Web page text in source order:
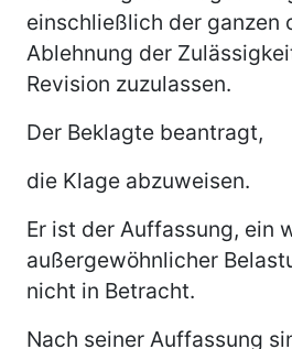
einschließlich der ganzen
Ablehnung der
Revision zuzulassen.
Der Beklagte beantragt,
die Klage abzuweisen.
Er ist der Auffassung, ein
außergewöhnlicher
nicht in Betracht.
Nach seiner Auffassung